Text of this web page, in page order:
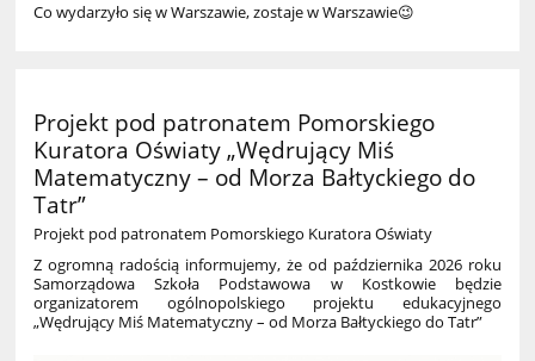
Co wydarzyło się w Warszawie, zostaje w Warszawie😉
Projekt pod patronatem Pomorskiego
Kuratora Oświaty „Wędrujący Miś
Matematyczny – od Morza Bałtyckiego do
Tatr”
Projekt pod patronatem Pomorskiego Kuratora Oświaty
Z ogromną radością informujemy, że od października 2026 roku
Samorządowa Szkoła Podstawowa w Kostkowie będzie
organizatorem ogólnopolskiego projektu edukacyjnego
„Wędrujący Miś Matematyczny – od Morza Bałtyckiego do Tatr”